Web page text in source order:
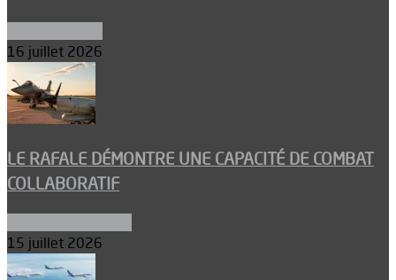
16 juillet 2026
LE RAFALE DÉMONTRE UNE CAPACITÉ DE COMBAT
COLLABORATIF
15 juillet 2026